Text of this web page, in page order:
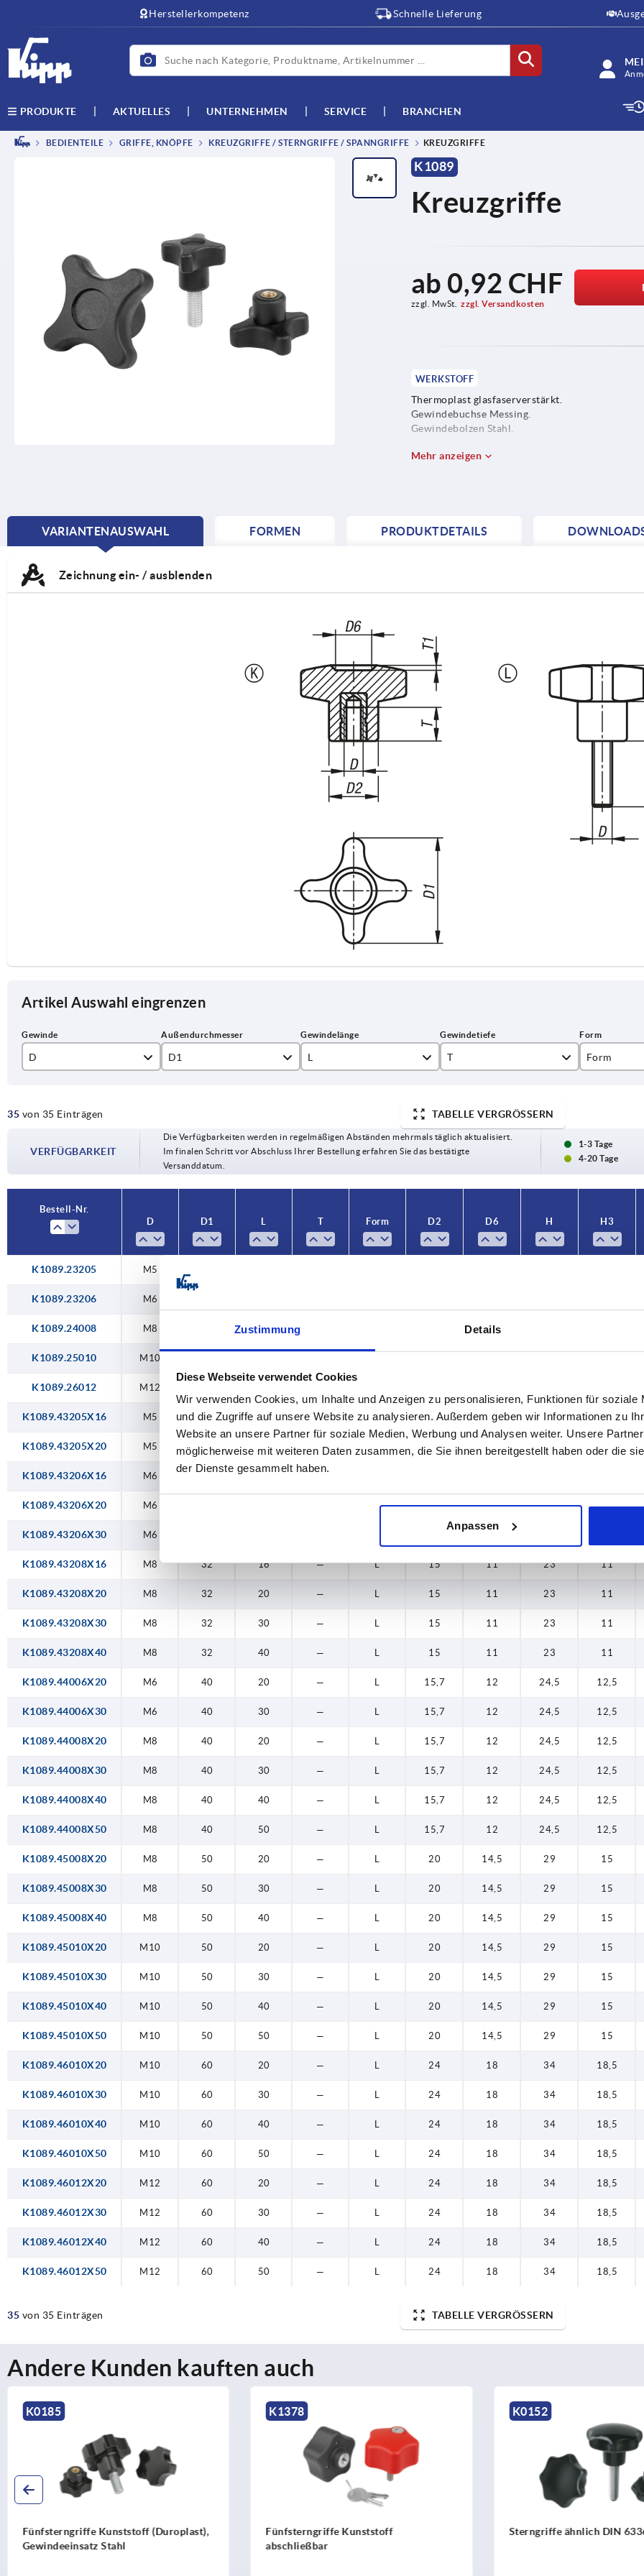
Zustimmung Details
Diese Webseite verwendet Cookies
Wir verwenden Cookies, um Inhalte und Anzeigen zu personalisieren, Funktionen für soziale
und die Zugriffe auf unsere Website zu analysieren. Außerdem geben wir Informationen zu
Website an unsere Partner für soziale Medien, Werbung und Analysen weiter. Unsere
möglicherweise mit weiteren Daten zusammen, die Sie ihnen bereitgestellt haben oder die
der Dienste gesammelt haben.
Anpassen
Herstellerkompetenz Schnelle Lieferung
PRODUKTE AKTUELLES UNTERNEHMEN SERVICE BRANCHEN
BEDIENTEILE GRIFFE, KNÖPFE KREUZGRIFFE / STERNGRIFFE / SPANNGRIFFE KREUZGRIFFE
K1089
Kreuzgriffe
ab 0,92 CHF
zzgl. MwSt. zzgl. Versandkosten
WERKSTOFF
Thermoplast glasfaserverstärkt.
Gewindebuchse Messing.
Gewindebolzen Stahl.
Mehr anzeigen
VARIANTENAUSWAHL
CURRENT
FORMEN PRODUKTDETAILS
Zeichnung ein- / ausblenden
Artikel Auswahl eingrenzen
D
M6
M10
D1
50
60
L
30
40
T
18
Form
35 von 35 Einträgen TABELLE VERGRÖSSERN
VERFÜGBARKEIT
Die Verfügbarkeiten werden in regelmäßigen Abständen mehrmals täglich aktualisiert.
Im finalen Schritt vor Abschluss Ihrer Bestellung erfahren Sie das bestätigte
Versanddatum.
1-3 Tage
4-20 Tage
Bestell-Nr.
D
D1 L T Form D2 D6 H H3
K1089.23205 M5
K1089.23206 M6
K1089.24008 M8 — 13
K1089.25010 M10
K1089.26012 M12
K1089.43205X16 M5 32 16 — L 15 11 23 11
K1089.43205X20 M5 32 20 — 15 11 23
K1089.43206X16 M6 32 16 —
K1089.43206X20 M6 L 15 11 23 11
K1089.43206X30 M6
K1089.43208X16 M8 32 16 — L 15 11 23 11
K1089.43208X20 M8 32 20 — L 15 11 23 11
K1089.43208X30 M8 32 30 — L 15 11 23 11
K1089.43208X40 M8 32 40 — L 15 11 23 11
K1089.44006X20 M6 40 20 — L 15,7 12 24,5 12,5
K1089.44006X30 M6 40 30 — L 15,7 12 24,5 12,5
K1089.44008X20 M8 40 20 — L 15,7 12 24,5 12,5
K1089.44008X30 M8 40 30 — L 15,7 12 24,5 12,5
K1089.44008X40 M8 40 40 — L 15,7 12 24,5 12,5
K1089.44008X50 M8 40 50 — L 15,7 12 24,5 12,5
K1089.45008X20 M8 50 20 — L 20 14,5 29 15
K1089.45008X30 M8 50 30 — L 20 14,5 29 15
K1089.45008X40 M8 50 40 — L 20 14,5 29 15
K1089.45010X20 M10 50 20 — L 20 14,5 29 15
K1089.45010X30 M10 50 30 — L 20 14,5 29 15
K1089.45010X40 M10 50 40 — L 20 14,5 29 15
K1089.45010X50 M10 50 50 — L 20 14,5 29 15
K1089.46010X20 M10 60 20 — L 24 18 34 18,5
K1089.46010X30 M10 60 30 — L 24 18 34 18,5
K1089.46010X40 M10 60 40 — L 24 18 34 18,5
K1089.46010X50 M10 60 50 — L 24 18 34 18,5
K1089.46012X20 M12 60 20 — L 24 18 34 18,5
K1089.46012X30 M12 60 30 — L 24 18 34 18,5
K1089.46012X40 M12 60 40 — L 24 18 34 18,5
K1089.46012X50 M12 60 50 — L 24 18 34 18,5
35 von 35 Einträgen TABELLE VERGRÖSSERN
Andere Kunden kauften auch
K1378
Fünfsterngriffe Kunststoff
abschließbar
K0152
Sterngriffe ähnlich DIN 6336
K1093
Viersterngriffe